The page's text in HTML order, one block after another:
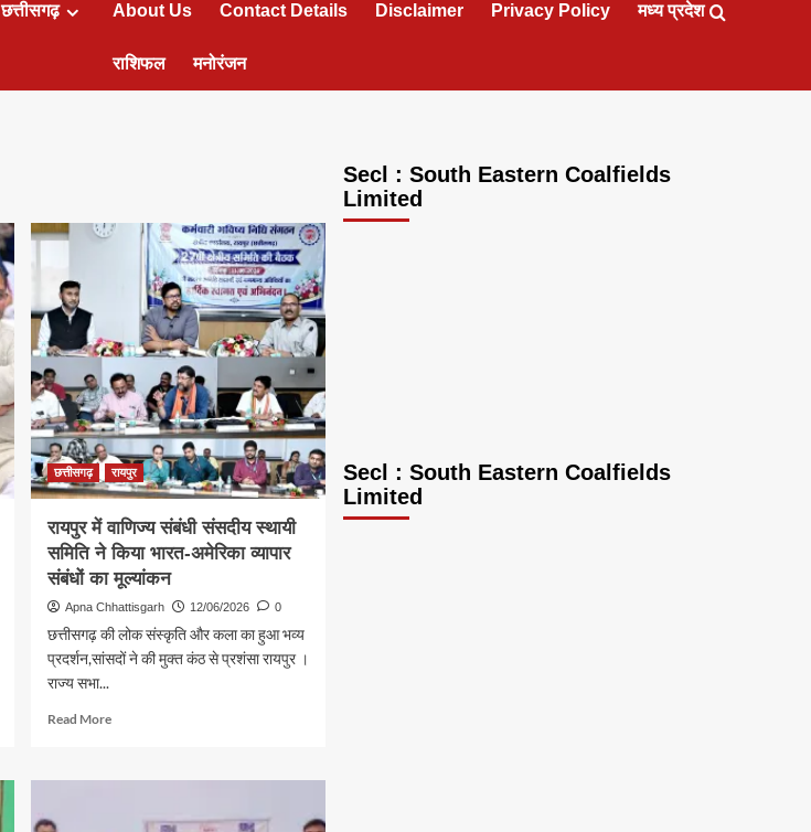
छत्तीसगढ़ About Us Contact Details Disclaimer Privacy Policy मध्य प्रदेश
राशिफल मनोरंजन
छत्तीसगढ़ रायपुर
रायपुर में वाणिज्य संबंधी संसदीय स्थायी
समिति ने किया भारत-अमेरिका व्यापार
संबंधों का मूल्यांकन
Apna Chhattisgarh 12/06/2026 0
छत्तीसगढ़ की लोक संस्कृति और कला का हुआ भव्य
प्रदर्शन,सांसदों ने की मुक्त कंठ से प्रशंसा रायपुर ।
राज्य सभा...
Read MoreRead
रायपुर
वाणिज्य
Secl : South Eastern Coalfields
Limited
Secl : South Eastern Coalfields
Limited